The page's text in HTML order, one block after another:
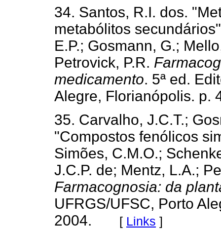
34. Santos, R.I. dos.
metabólitos
E.P.; Gosmann, G.;
Petrovick, P.R.
medicamento. 5ª ed.
Alegre, Florianópolis. p.
35. Carvalho, J.C.T.;
"Compostos fenólicos
Simões, C.M.O.;
J.C.P. de; Mentz, L.A.;
Farmacognosia: da
UFRGS/UFSC, Porto
2004. [ Links ]